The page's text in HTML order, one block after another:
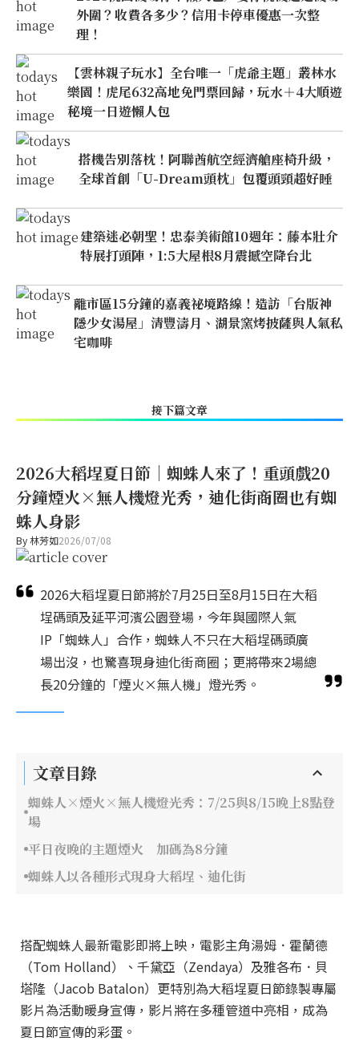
外圍？收費各多少？信用卡停車優惠一次整
理！
【雲林親子玩水】全台唯一「虎爺主題」叢林水
樂園！虎尾632高地免門票回歸，玩水＋4大順遊
秘境一日遊懶人包
搭機告別落枕！阿聯酋航空經濟艙座椅升級，
全球首創「U-Dream頭枕」包覆頭頸超好睡
建築迷必朝聖！忠泰美術館10週年：藤本壯介
特展打頭陣，1:5大屋根8月震撼空降台北
離市區15分鐘的嘉義祕境路線！造訪「台版神
隱少女湯屋」清豐濤月、湖景窯烤披薩與人氣私
宅咖啡
接下篇文章
2026大稻埕夏日節｜蜘蛛人來了！重頭戲20
分鐘煙火×無人機燈光秀，迪化街商圈也有蜘
蛛人身影
By林芳如2026/07/08
2026大稻埕夏日節將於7月25日至8月15日在大稻
埕碼頭及延平河濱公園登場，今年與國際人氣
IP「蜘蛛人」合作，蜘蛛人不只在大稻埕碼頭廣
場出沒，也驚喜現身迪化街商圈；更將帶來2場總
長20分鐘的「煙火×無人機」燈光秀。
文章目錄
蜘蛛人×煙火×無人機燈光秀：7/25與8/15晚上8點登
場
平日夜晚的主題煙火 加碼為8分鐘
蜘蛛人以各種形式現身大稻埕、迪化街
搭配蜘蛛人最新電影即將上映，電影主角湯姆．霍蘭德
（Tom Holland）、千黛亞（Zendaya）及雅各布．貝
塔隆（Jacob Batalon）更特別為大稻埕夏日節錄製專屬
影片為活動暖身宣傳，影片將在多種管道中亮相，成為
夏日節宣傳的彩蛋。